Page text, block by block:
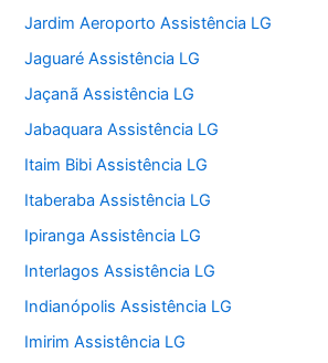
Jardim Aeroporto Assistência LG
Jaguaré Assistência LG
Jaçanã Assistência LG
Jabaquara Assistência LG
Itaim Bibi Assistência LG
Itaberaba Assistência LG
Ipiranga Assistência LG
Interlagos Assistência LG
Indianópolis Assistência LG
Imirim Assistência LG